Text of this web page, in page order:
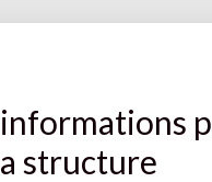
structure